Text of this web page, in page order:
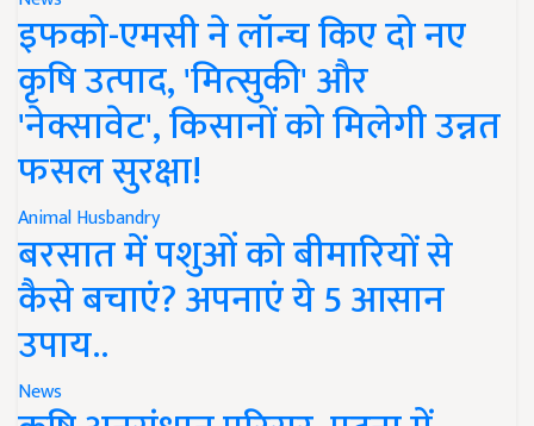
इफको-एमसी ने लॉन्च किए दो नए
कृषि उत्पाद, 'मित्सुकी' और
'नेक्सावेट', किसानों को मिलेगी उन्नत
फसल सुरक्षा!
Animal Husbandry
बरसात में पशुओं को बीमारियों से
कैसे बचाएं? अपनाएं ये 5 आसान
उपाय..
News